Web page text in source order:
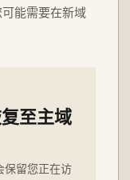
能需要在新域
至主域
保留您正在访